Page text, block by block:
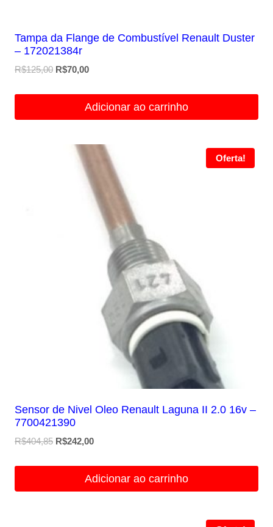
Tampa da Flange de Combustível Renault Duster
– 172021384r
R$125,00 O
R$70,00O
é:
Adicionar ao carrinho
Oferta!
Sensor de Nivel Oleo Renault Laguna II 2.0 16v –
7700421390
R$404,85 O
R$242,00O
é:
Adicionar ao carrinho